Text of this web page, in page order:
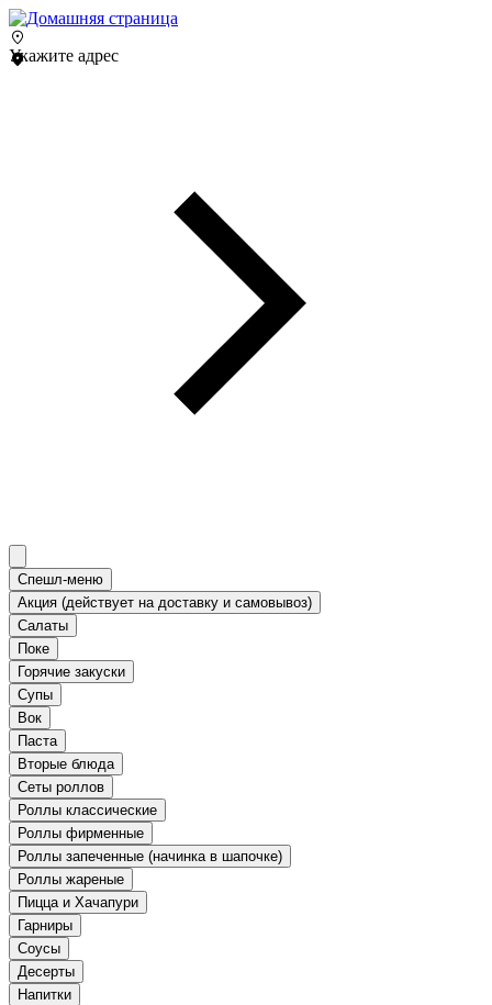
Укажите адрес
Спешл-меню
Акция (действует на доставку и самовывоз)
Салаты
Поке
Горячие закуски
Супы
Вок
Паста
Вторые блюда
Сеты роллов
Роллы классические
Роллы фирменные
Роллы запеченные (начинка в шапочке)
Роллы жареные
Пицца и Хачапури
Гарниры
Соусы
Десерты
Напитки